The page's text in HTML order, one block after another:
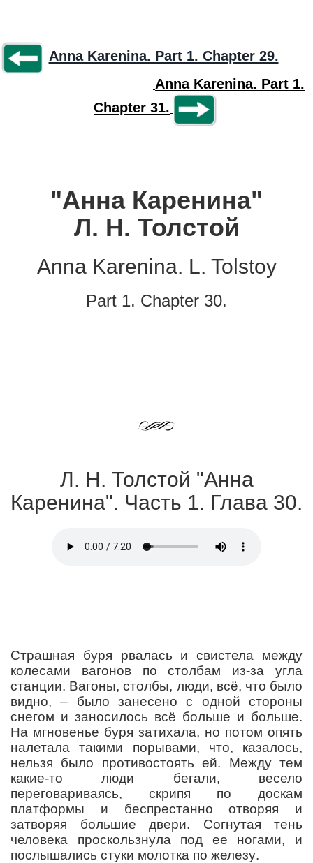
Anna Karenina. Part 1. Chapter 29.
Anna Karenina. Part 1.
Chapter 31.
"Анна Каренина"
Л. Н. Толстой
Anna Karenina. L. Tolstoy
Part 1. Chapter 30.
Л. Н. Толстой "Анна
Каренина". Часть 1. Глава 30.
Страшная буря рвалась и свистела между
колесами вагонов по столбам из-за угла
станции. Вагоны, столбы, люди, всё, что было
видно,
– было занесено с одной стороны
снегом и заносилось всё больше и больше.
На мгновенье буря затихала, но потом опять
налетала такими порывами, что, казалось,
нельзя было противостоять ей. Между тем
какие-то люди бегали, весело
переговариваясь, скрипя по доскам
платформы и беспрестанно отворяя и
затворяя большие двери. Согнутая
тень
человека
проскользнула под ее ногами, и
послышались стуки молотка по железу.